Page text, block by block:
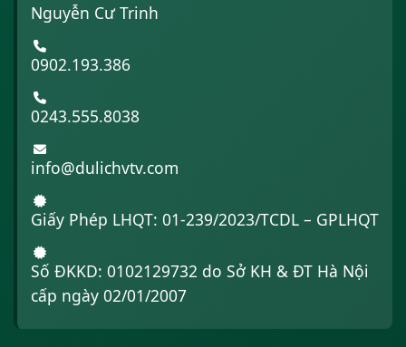
Nguyễn Cư Trinh
0902.193.386
0243.555.8038
info@dulichvtv.com
Giấy Phép LHQT: 01-239/2023/TCDL – GPLHQT
Số ĐKKD: 0102129732 do Sở KH & ĐT Hà Nội
cấp ngày 02/01/2007